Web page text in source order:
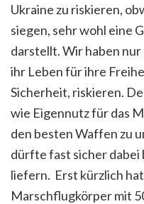
Ukraine zu riskieren,
siegen, sehr wohl eine
darstellt. Wir haben nur
ihr Leben für ihre
Sicherheit, riskieren.
wie Eigennutz für das
den besten Waffen zu
dürfte fast sicher dabei
liefern. Erst kürzlich
Marschflugkörper mit